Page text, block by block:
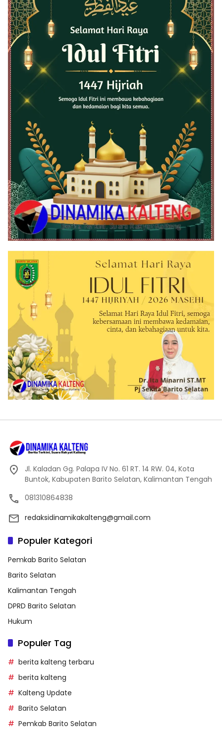
Jl. Kaladan Gg. Palapa IV No. 61 RT. 14 RW. 04, Kota
Buntok, Kabupaten Barito Selatan, Kalimantan Tengah
081310864838
redaksidinamikakalteng@gmail.com
Populer Kategori
Pemkab Barito Selatan
Barito Selatan
Kalimantan Tengah
DPRD Barito Selatan
Hukum
Populer Tag
berita kalteng terbaru
berita kalteng
Kalteng Update
Barito Selatan
Pemkab Barito Selatan